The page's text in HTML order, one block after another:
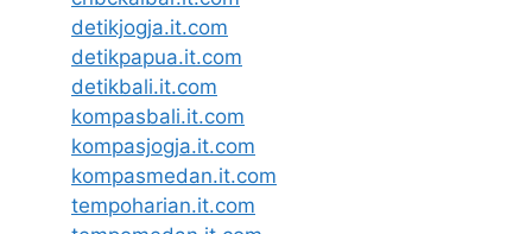
detikjogja.it.com
detikpapua.it.com
detikbali.it.com
kompasbali.it.com
kompasjogja.it.com
kompasmedan.it.com
tempoharian.it.com